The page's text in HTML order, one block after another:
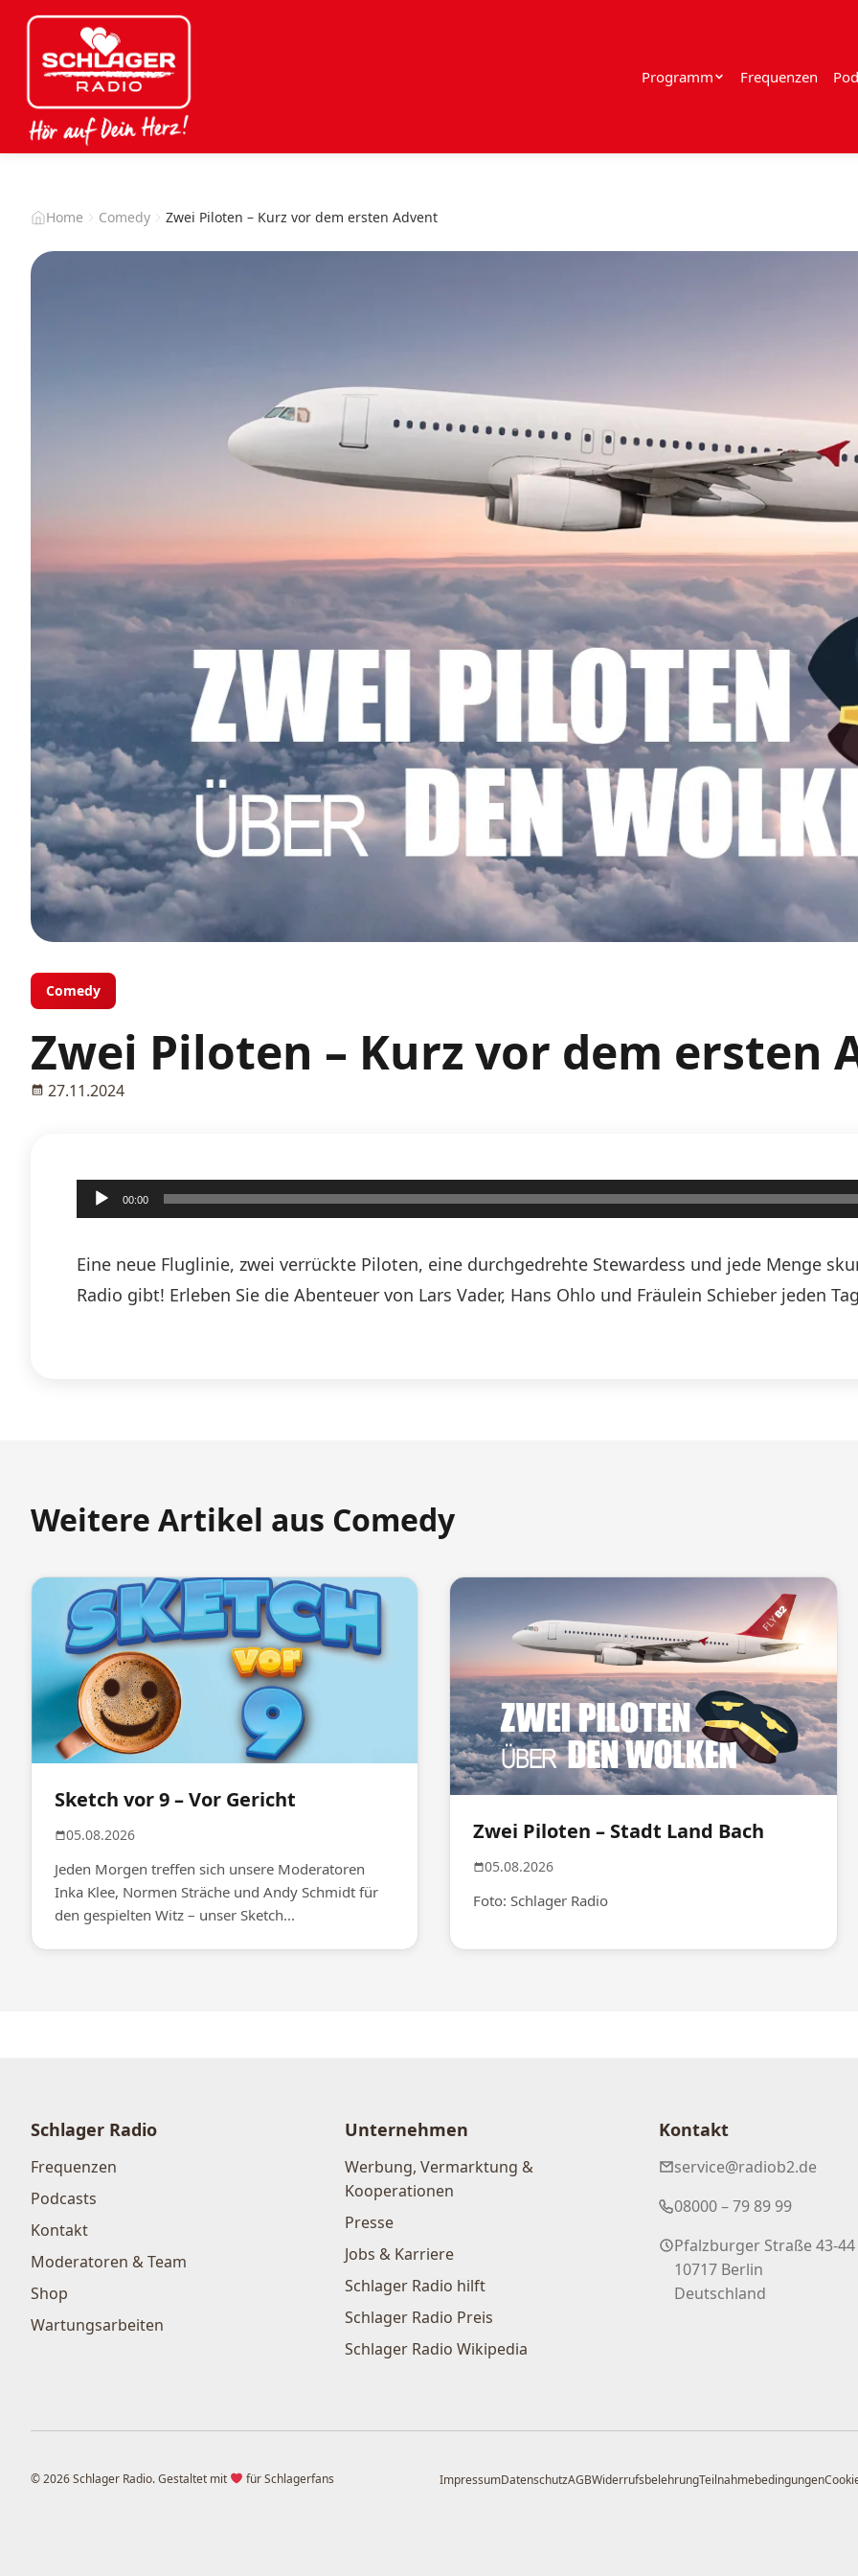
Programm Frequenzen
Home Comedy Zwei Piloten – Kurz vor dem ersten Advent
Comedy
Zwei Piloten – Kurz vor dem ersten
27.11.2024
Audio-
Player
00:00
Eine neue Fluglinie, zwei verrückte Piloten, eine durchgedrehte Stewardess und jede Menge
Radio gibt! Erleben Sie die Abenteuer von Lars Vader, Hans Ohlo und Fräulein Schieber jeden
Weitere Artikel aus Comedy
Sketch vor 9 – Vor Gericht
05.08.2026
Jeden Morgen treffen sich unsere Moderatoren
Inka Klee, Normen Sträche und Andy Schmidt für
den gespielten Witz – unser Sketch...
Zwei Piloten – Stadt Land Bach
05.08.2026
Foto: Schlager Radio
Schlager Radio
Frequenzen
Podcasts
Kontakt
Moderatoren & Team
Shop
Wartungsarbeiten
Unternehmen
Werbung, Vermarktung &
Kooperationen
Presse
Jobs & Karriere
Schlager Radio hilft
Schlager Radio Preis
Schlager Radio Wikipedia
Kontakt
service@radiob2.de
08000 – 79 89 99
Pfalzburger Straße 43-44
10717 Berlin
Deutschland
© 2026 Schlager Radio. Gestaltet mit für Schlagerfans ImpressumDatenschutzAGBWiderrufsbelehrungTeilnahmebedingungen